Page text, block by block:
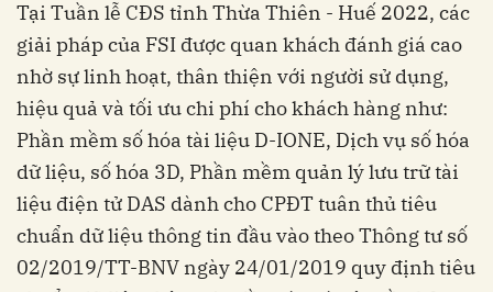
Tại Tuần lễ CĐS tỉnh Thừa Thiên - Huế 2022, các
giải pháp của FSI được quan khách đánh giá cao
nhờ sự linh hoạt, thân thiện với người sử dụng,
hiệu quả và tối ưu chi phí cho khách hàng như:
Phần mềm số hóa tài liệu D-IONE, Dịch vụ số hóa
dữ liệu, số hóa 3D, Phần mềm quản lý lưu trữ tài
liệu điện tử DAS dành cho CPĐT tuân thủ tiêu
chuẩn dữ liệu thông tin đầu vào theo Thông tư số
02/2019/TT-BNV ngày 24/01/2019 quy định tiêu